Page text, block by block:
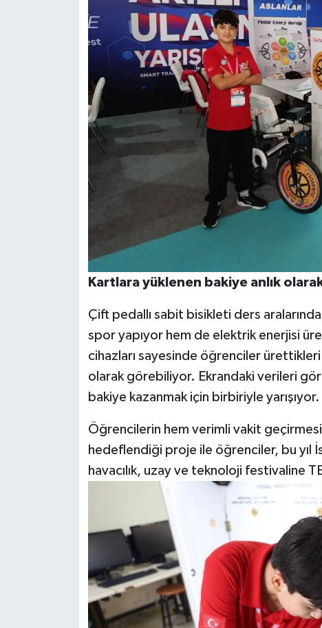
Kartlara yüklenen bakiye anlık
Çift pedallı sabit bisikleti ders
spor yapıyor hem de elektrik enerjisi
cihazları sayesinde öğrenciler
olarak görebiliyor. Ekrandaki verileri
bakiye kazanmak için birbiriyle yarışıyor.
Öğrencilerin hem verimli vakit
hedeflendiği proje ile öğrenciler, bu yıl
havacılık, uzay ve teknoloji festivaline